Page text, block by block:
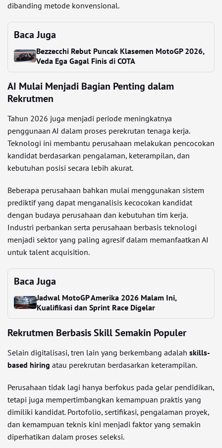
dibanding metode konvensional.
Baca Juga
Bezzecchi Rebut Puncak Klasemen MotoGP 2026,
Veda Ega Gagal Finis di COTA
AI Mulai Menjadi Bagian Penting dalam
Rekrutmen
Tahun 2026 juga menjadi periode meningkatnya
penggunaan AI dalam proses perekrutan tenaga kerja.
Teknologi ini membantu perusahaan melakukan pencocokan
kandidat berdasarkan pengalaman, keterampilan, dan
kebutuhan posisi secara lebih akurat.
Beberapa perusahaan bahkan mulai menggunakan sistem
prediktif yang dapat menganalisis kecocokan kandidat
dengan budaya perusahaan dan kebutuhan tim kerja.
Industri perbankan serta perusahaan berbasis teknologi
menjadi sektor yang paling agresif dalam memanfaatkan AI
untuk talent acquisition.
Baca Juga
Jadwal MotoGP Amerika 2026 Malam Ini,
Kualifikasi dan Sprint Race Digelar
Rekrutmen Berbasis Skill Semakin Populer
Selain digitalisasi, tren lain yang berkembang adalah skills-
based hiring atau perekrutan berdasarkan keterampilan.
Perusahaan tidak lagi hanya berfokus pada gelar pendidikan,
tetapi juga mempertimbangkan kemampuan praktis yang
dimiliki kandidat. Portofolio, sertifikasi, pengalaman proyek,
dan kemampuan teknis kini menjadi faktor yang semakin
diperhatikan dalam proses seleksi.